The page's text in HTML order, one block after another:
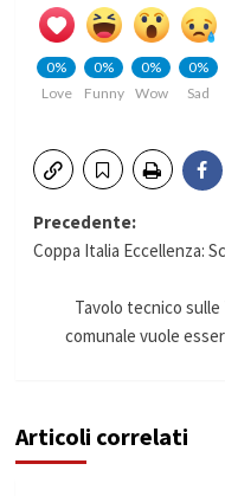
0%
Love
0%
Funny
0%
Wow
0%
Sad
Navigazione
Precedente:
Coppa Italia Eccellenza:
Tavolo tecnico sulle
comunale vuole
Articoli correlati